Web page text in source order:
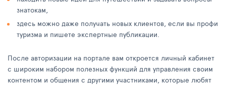
знатокам,
здесь можно даже получать новых клиентов, если вы профи
туризма и пишете экспертные публикации.
После авторизации на портале вам откроется личный кабинет
с широким набором полезных функций для управления своим
контентом и общения с другими участниками, которые любят